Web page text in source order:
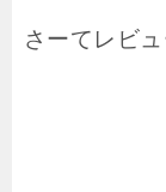
さーてレビ